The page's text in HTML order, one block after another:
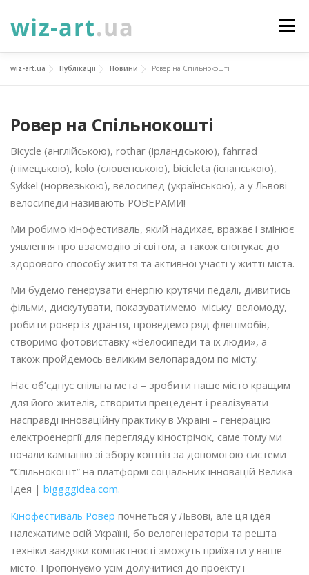
до
Меню
НОВИНИ ПРО НАС ПОСЛУГИ
ФОТОГАЛЕРЕЯ ПІДТРИМАТИ
УКР ENG ПРОЄКТИ
wiz-art.ua Публікації Новини Ровер на Спільнокошті
Ровер на Спільнокошті
Bicycle (англійською), rothar (ірландською), fahrrad
(німецькою), kolo (словенською), bicicleta (іспанською),
Sykkel (норвезькою), велосипед (українською), а у Львові
велосипеди називають РОВЕРАМИ!
Ми робимо кінофестиваль, який надихає, вражає і змінює
уявлення про взаємодію зі світом, а також спонукає до
здорового способу життя та активної участі у житті міста.
Ми будемо генерувати енергію крутячи педалі, дивитись
фільми, дискутувати, показуватимемо міську веломоду,
робити ровер із дрантя, проведемо ряд флешмобів,
створимо фотовиставку «Велосипеди та їх люди», а
також пройдемось великим велопарадом по місту.
Нас об’єднує спільна мета – зробити наше місто кращим
для його жителів, створити прецедент і реалізувати
насправді інноваційну практику в Україні – генерацію
електроенергії для перегляду кінострічок, саме тому ми
почали кампанію зі збору коштів за допомогою системи
“Спільнокошт” на платформі соціальних інновацій Велика
Ідея | biggggidea.com.
Кінофестиваль Ровер почнеться у Львові, але ця ідея
належатиме всій Україні, бо велогенератори та решта
техніки завдяки компактності зможуть приїхати у ваше
місто. Пропонуємо усім долучитися до проекту і